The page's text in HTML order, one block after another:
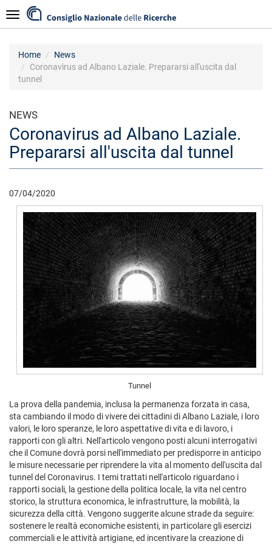
al
contenuto
Navigazione
Home
News
Coronavirus ad Albano Laziale. Prepararsi all'uscita dal
tunnel
NEWS
Coronavirus ad Albano Laziale.
Prepararsi all'uscita dal tunnel
07/04/2020
Tunnel
La prova della pandemia, inclusa la permanenza forzata in casa,
sta cambiando il modo di vivere dei cittadini di Albano Laziale, i loro
valori, le loro speranze, le loro aspettative di vita e di lavoro, i
rapporti con gli altri. Nell'articolo vengono posti alcuni interrogativi
che il Comune dovrà porsi nell'immediato per predisporre in anticipo
le misure necessarie per riprendere la vita al momento dell'uscita dal
tunnel del Coronavirus. I temi trattati nell'articolo riguardano i
rapporti sociali, la gestione della politica locale, la vita nel centro
storico, la struttura economica, le infrastrutture, la mobilità, la
sicurezza della città. Vengono suggerite alcune strade da seguire:
sostenere le realtà economiche esistenti, in particolare gli esercizi
commerciali e le attività artigiane, ed incentivare la creazione di